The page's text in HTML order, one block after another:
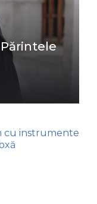
Părintele
cu instrumente